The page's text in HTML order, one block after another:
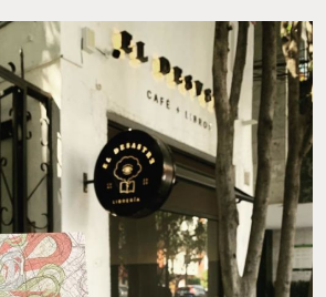
FOTO: EL DESASTRE